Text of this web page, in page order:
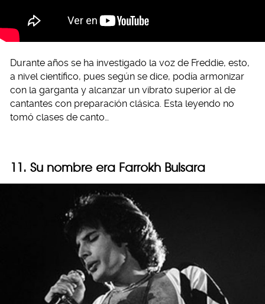
Durante años se ha investigado la voz de Freddie, esto,
a nivel científico, pues según se dice, podía armonizar
con la garganta y alcanzar un vibrato superior al de
cantantes con preparación clásica. Esta leyendo no
tomó clases de canto…
11. Su nombre era Farrokh Bulsara